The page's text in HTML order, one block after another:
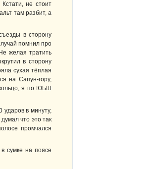
не стоит
там разбит, а
в сторону
помнил про
желая тратить
в сторону
сухая тёплая
на Сапун-гору,
я по ЮБШ
ударов в минуту,
что это так
промчался
сумке на поясе